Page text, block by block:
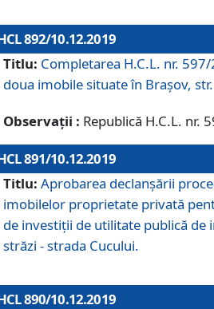
892/10.12.2019
Titlu: Completarea H.C.L. nr.
doua imobile situate în Brașov,
Observații : Republică H.C.L. nr.
891/10.12.2019
Titlu: Aprobarea declanșării
imobilelor proprietate privată
de investiții de utilitate publică de
străzi - strada Cucului.
890/10.12.2019